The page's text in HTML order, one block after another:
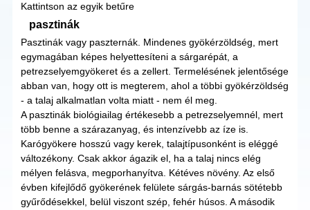
Kattintson az egyik betűre
pasztinák
Pasztinák vagy paszternák. Mindenes gyökérzöldség, mert
egymagában képes helyettesíteni a sárgarépát, a
petrezselyemgyökeret és a zellert. Termelésének jelentősége
abban van, hogy ott is megterem, ahol a többi gyökérzöldség
- a talaj alkalmatlan volta miatt - nem él meg.
A pasztinák biológiailag értékesebb a petrezselyemnél, mert
több benne a szárazanyag, és intenzívebb az íze is.
Karógyökere hosszú vagy kerek, talajtípusonként is eléggé
változékony. Csak akkor ágazik el, ha a talaj nincs elég
mélyen felásva, megporhanyítva. Kétéves növény. Az első
évben kifejlődő gyökerének felülete sárgás-barnás sötétebb
gyűrődésekkel, belül viszont szép, fehér húsos. A második